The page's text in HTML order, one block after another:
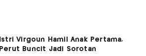
Istri Virgoun Hamil Anak Pertama,
Perut Buncit Jadi Sorotan